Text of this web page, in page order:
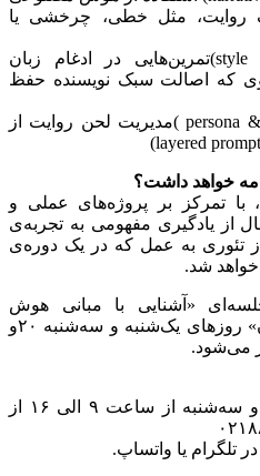
روایت، مثل خطی، چرخشی یا
• هم‌آمیزی سبک‌ها (style blending)تمرین‌هایی در ادغام زبان
که اصالت سبک نویسنده حفظ
• پرسونا و لحن (persona & voice control )مدیریت لحن روایت از
با تمرکز بر پروژه‌های عملی و
از یادگیری مفهومی به تجربه‌ی
تئوری به عمل که در یک دوره‌ی
شد.
می‌شود دوره‌ی ۲ جلسه‌ای «آشنایی با مبانی هوش
مصنوعی و نوشتن برای کودکان» روزهای ‌‌یک‌شنبه ‌و سه‌شنبه ۲۰و
ثبت‌نام روزهای شنبه، یک‌شنبه و سه‌شنبه از ساعت ۹ الی ۱۶ از